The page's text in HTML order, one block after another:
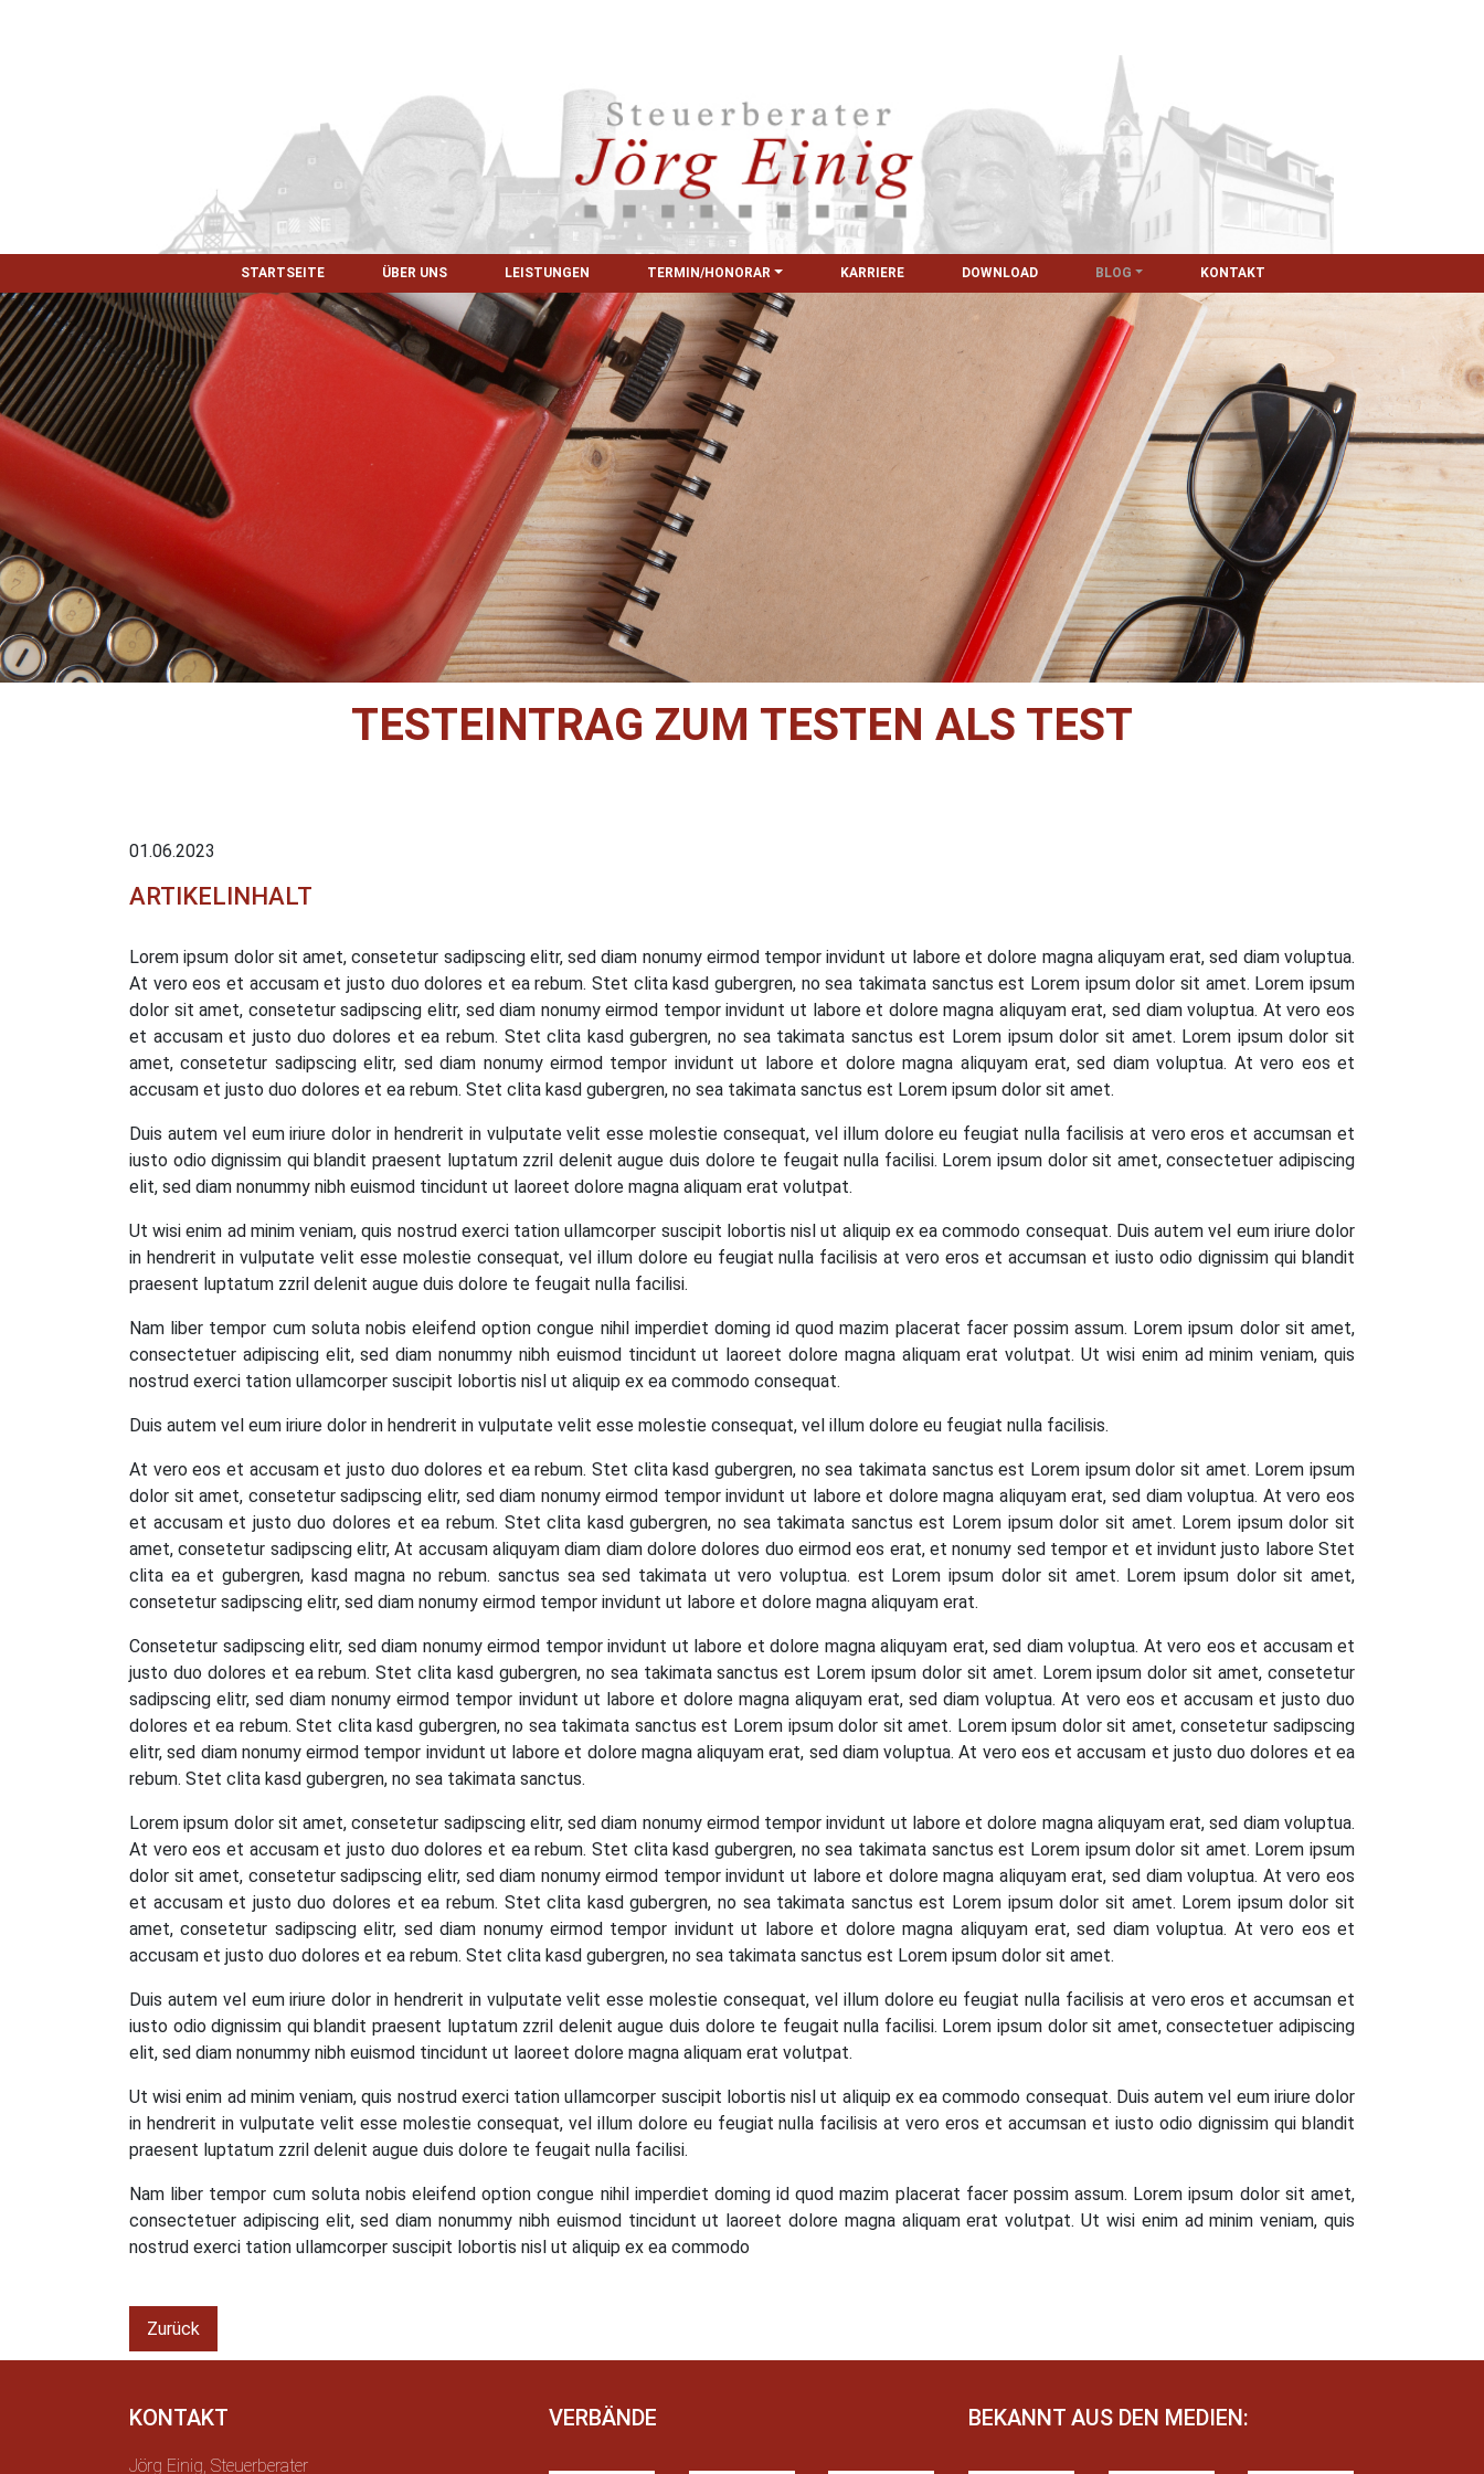
STARTSEITE ÜBER UNS LEISTUNGEN TERMIN/HONORAR KARRIERE DOWNLOAD BLOG KONTAKT
TESTEINTRAG ZUM TESTEN ALS TEST
01.06.2023
ARTIKELINHALT
Lorem ipsum dolor sit amet, consetetur sadipscing elitr, sed diam nonumy eirmod tempor invidunt ut labore et dolore magna aliquyam erat, sed diam voluptua.
At vero eos et accusam et justo duo dolores et ea rebum. Stet clita kasd gubergren, no sea takimata sanctus est Lorem ipsum dolor sit amet. Lorem ipsum
dolor sit amet, consetetur sadipscing elitr, sed diam nonumy eirmod tempor invidunt ut labore et dolore magna aliquyam erat, sed diam voluptua. At vero eos
et accusam et justo duo dolores et ea rebum. Stet clita kasd gubergren, no sea takimata sanctus est Lorem ipsum dolor sit amet. Lorem ipsum dolor sit
amet, consetetur sadipscing elitr, sed diam nonumy eirmod tempor invidunt ut labore et dolore magna aliquyam erat, sed diam voluptua. At vero eos et
accusam et justo duo dolores et ea rebum. Stet clita kasd gubergren, no sea takimata sanctus est Lorem ipsum dolor sit amet.
Duis autem vel eum iriure dolor in hendrerit in vulputate velit esse molestie consequat, vel illum dolore eu feugiat nulla facilisis at vero eros et accumsan et
iusto odio dignissim qui blandit praesent luptatum zzril delenit augue duis dolore te feugait nulla facilisi. Lorem ipsum dolor sit amet, consectetuer adipiscing
elit, sed diam nonummy nibh euismod tincidunt ut laoreet dolore magna aliquam erat volutpat.
Ut wisi enim ad minim veniam, quis nostrud exerci tation ullamcorper suscipit lobortis nisl ut aliquip ex ea commodo consequat. Duis autem vel eum iriure dolor
in hendrerit in vulputate velit esse molestie consequat, vel illum dolore eu feugiat nulla facilisis at vero eros et accumsan et iusto odio dignissim qui blandit
praesent luptatum zzril delenit augue duis dolore te feugait nulla facilisi.
Nam liber tempor cum soluta nobis eleifend option congue nihil imperdiet doming id quod mazim placerat facer possim assum. Lorem ipsum dolor sit amet,
consectetuer adipiscing elit, sed diam nonummy nibh euismod tincidunt ut laoreet dolore magna aliquam erat volutpat. Ut wisi enim ad minim veniam, quis
nostrud exerci tation ullamcorper suscipit lobortis nisl ut aliquip ex ea commodo consequat.
Duis autem vel eum iriure dolor in hendrerit in vulputate velit esse molestie consequat, vel illum dolore eu feugiat nulla facilisis.
At vero eos et accusam et justo duo dolores et ea rebum. Stet clita kasd gubergren, no sea takimata sanctus est Lorem ipsum dolor sit amet. Lorem ipsum
dolor sit amet, consetetur sadipscing elitr, sed diam nonumy eirmod tempor invidunt ut labore et dolore magna aliquyam erat, sed diam voluptua. At vero eos
et accusam et justo duo dolores et ea rebum. Stet clita kasd gubergren, no sea takimata sanctus est Lorem ipsum dolor sit amet. Lorem ipsum dolor sit
amet, consetetur sadipscing elitr, At accusam aliquyam diam diam dolore dolores duo eirmod eos erat, et nonumy sed tempor et et invidunt justo labore Stet
clita ea et gubergren, kasd magna no rebum. sanctus sea sed takimata ut vero voluptua. est Lorem ipsum dolor sit amet. Lorem ipsum dolor sit amet,
consetetur sadipscing elitr, sed diam nonumy eirmod tempor invidunt ut labore et dolore magna aliquyam erat.
Consetetur sadipscing elitr, sed diam nonumy eirmod tempor invidunt ut labore et dolore magna aliquyam erat, sed diam voluptua. At vero eos et accusam et
justo duo dolores et ea rebum. Stet clita kasd gubergren, no sea takimata sanctus est Lorem ipsum dolor sit amet. Lorem ipsum dolor sit amet, consetetur
sadipscing elitr, sed diam nonumy eirmod tempor invidunt ut labore et dolore magna aliquyam erat, sed diam voluptua. At vero eos et accusam et justo duo
dolores et ea rebum. Stet clita kasd gubergren, no sea takimata sanctus est Lorem ipsum dolor sit amet. Lorem ipsum dolor sit amet, consetetur sadipscing
elitr, sed diam nonumy eirmod tempor invidunt ut labore et dolore magna aliquyam erat, sed diam voluptua. At vero eos et accusam et justo duo dolores et ea
rebum. Stet clita kasd gubergren, no sea takimata sanctus.
Lorem ipsum dolor sit amet, consetetur sadipscing elitr, sed diam nonumy eirmod tempor invidunt ut labore et dolore magna aliquyam erat, sed diam voluptua.
At vero eos et accusam et justo duo dolores et ea rebum. Stet clita kasd gubergren, no sea takimata sanctus est Lorem ipsum dolor sit amet. Lorem ipsum
dolor sit amet, consetetur sadipscing elitr, sed diam nonumy eirmod tempor invidunt ut labore et dolore magna aliquyam erat, sed diam voluptua. At vero eos
et accusam et justo duo dolores et ea rebum. Stet clita kasd gubergren, no sea takimata sanctus est Lorem ipsum dolor sit amet. Lorem ipsum dolor sit
amet, consetetur sadipscing elitr, sed diam nonumy eirmod tempor invidunt ut labore et dolore magna aliquyam erat, sed diam voluptua. At vero eos et
accusam et justo duo dolores et ea rebum. Stet clita kasd gubergren, no sea takimata sanctus est Lorem ipsum dolor sit amet.
Duis autem vel eum iriure dolor in hendrerit in vulputate velit esse molestie consequat, vel illum dolore eu feugiat nulla facilisis at vero eros et accumsan et
iusto odio dignissim qui blandit praesent luptatum zzril delenit augue duis dolore te feugait nulla facilisi. Lorem ipsum dolor sit amet, consectetuer adipiscing
elit, sed diam nonummy nibh euismod tincidunt ut laoreet dolore magna aliquam erat volutpat.
Ut wisi enim ad minim veniam, quis nostrud exerci tation ullamcorper suscipit lobortis nisl ut aliquip ex ea commodo consequat. Duis autem vel eum iriure dolor
in hendrerit in vulputate velit esse molestie consequat, vel illum dolore eu feugiat nulla facilisis at vero eros et accumsan et iusto odio dignissim qui blandit
praesent luptatum zzril delenit augue duis dolore te feugait nulla facilisi.
Nam liber tempor cum soluta nobis eleifend option congue nihil imperdiet doming id quod mazim placerat facer possim assum. Lorem ipsum dolor sit amet,
consectetuer adipiscing elit, sed diam nonummy nibh euismod tincidunt ut laoreet dolore magna aliquam erat volutpat. Ut wisi enim ad minim veniam, quis
nostrud exerci tation ullamcorper suscipit lobortis nisl ut aliquip ex ea commodo
Zurück
KONTAKT
Jörg Einig, Steuerberater
VERBÄNDE BEKANNT AUS DEN MEDIEN: